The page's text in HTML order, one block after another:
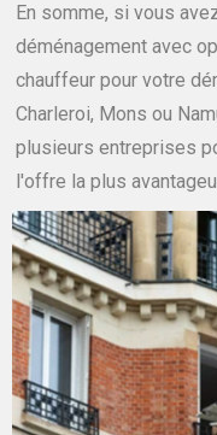
En somme, si vous
déménagement avec
chauffeur pour votre
Charleroi, Mons ou
plusieurs entreprises
l'offre la plus